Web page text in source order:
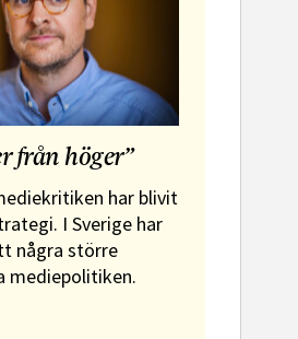
från höger”
har blivit
I Sverige har
några större
mediepolitiken.